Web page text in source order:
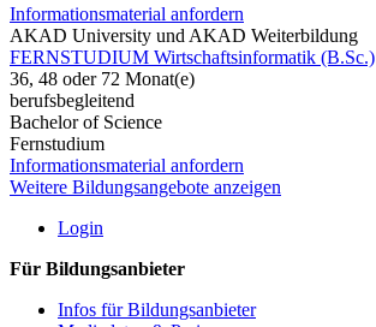
Informationsmaterial anfordern
AKAD University und AKAD Weiterbildung
FERNSTUDIUM Wirtschaftsinformatik (B.Sc.)
36, 48 oder 72 Monat(e)
berufsbegleitend
Bachelor of Science
Fernstudium
Informationsmaterial anfordern
Weitere Bildungsangebote anzeigen
Login
Für Bildungsanbieter
Infos für Bildungsanbieter